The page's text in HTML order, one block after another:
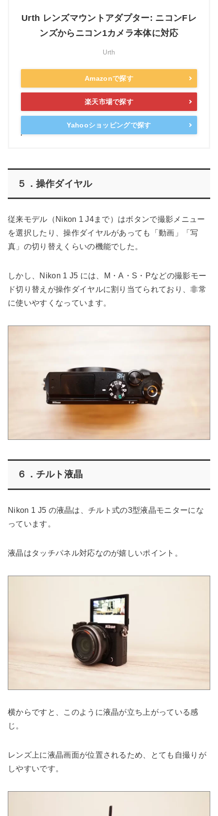
Urth レンズマウントアダプター: ニコンFレ
ンズからニコン1カメラ本体に対応
Urth
Amazonで探す
楽天市場で探す
Yahooショッピングで探す
５．操作ダイヤル
従来モデル（Nikon 1 J4まで）はボタンで撮影メニュー
を選択したり、操作ダイヤルがあっても「動画」「写
真」の切り替えくらいの機能でした。
しかし、Nikon 1 J5 には、M・A・S・Pなどの撮影モー
ド切り替えが操作ダイヤルに割り当てられており、非常
に使いやすくなっています。
６．チルト液晶
Nikon 1 J5 の液晶は、チルト式の3型液晶モニターにな
っています。
液晶はタッチパネル対応なのが嬉しいポイント。
横からですと、このように液晶が立ち上がっている感
じ。
レンズ上に液晶画面が位置されるため、とても自撮りが
しやすいです。